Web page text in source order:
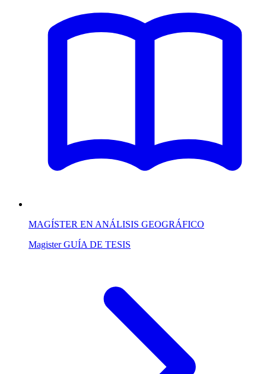
MAGÍSTER EN ANÁLISIS GEOGRÁFICO
Magister GUÍA DE TESIS